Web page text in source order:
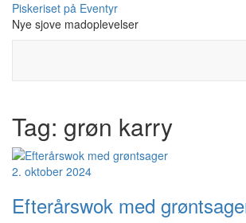
Skip
content
Piskeriset på Eventyr
Nye sjove madoplevelser
Tag: grøn karry
2. oktober 2024
Efterårswok med